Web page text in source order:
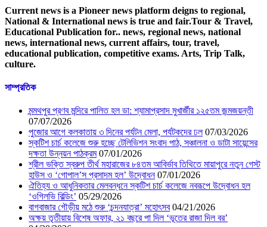
Current news is a Pioneer news platform deigns to regional,
National & International news is true and fair.Tour & Travel,
Educational Publication for.. news, regional news, national
news, international news, current affairs, tour, travel,
educational publication, competitive exams. Arts, Trip Talk,
culture.
সাম্প্রতিক
মন্মথপুর প্রণব মন্দিরে পালিত হল ডা: শ্যামাপ্রসাদ মুখার্জীর ১২৫তম জন্মজয়ন্তী
07/07/2026
পুজোর আগে কলকাতায় ৩ দিনের পর্যটন মেলা, পর্যটকদের ঢল 07/03/2026
স্কটিশ চার্চ কলেজে শুরু হচ্ছে টেলিভিশন সংবাদ পাঠ, সঞ্চালনা ও ডাটা সায়েন্সের
দক্ষতা উন্নয়ন পাঠক্রম 07/01/2026
শ্রীল ভক্তি স্বরুপ তীর্থ মহারাজের ৮৪তম আবির্ভাব তিথিতে মায়াপুরে নতুন গেস্ট
হাউস ও ‘গোপাল’স প্রসাদম হল’ উদ্বোধন 07/01/2026
ঐতিহ্য ও আধুনিকতার মেলবন্ধনে স্কটিশ চার্চ কলেজে নবরূপে উদ্বোধন হল
‘ওগিলভি বিল্ডিং’ 05/29/2026
বাগবাজার গৌড়ীয় মঠে শুরু ‘চন্দনযাত্রা’ মহোৎসব 04/21/2026
অক্ষয় তৃতীয়ায় বিশেষ অফার, ২১ বছরে পা দিল ‘ভূতের রাজা দিল বর’